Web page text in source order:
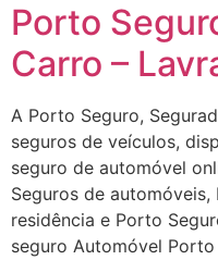
Porto
Carro –
A Porto Seguro,
seguros de veículos,
seguro de automóvel
Seguros de
residência e Porto
seguro Automóvel